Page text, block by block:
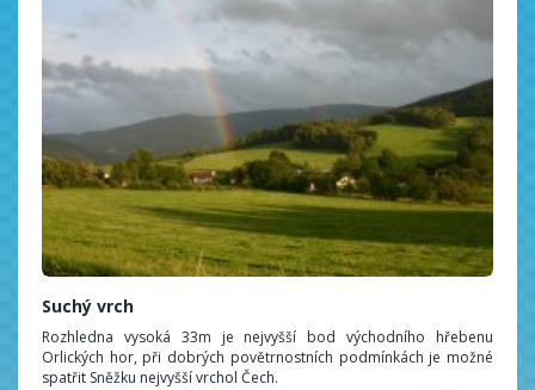
Suchý vrch
Rozhledna vysoká 33m je nejvyšší bod východního hřebenu
Orlických hor, při dobrých povětrnostních podmínkách je možné
spatřit Sněžku nejvyšší vrchol Čech.